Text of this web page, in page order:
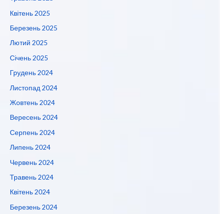
Квітень 2025
Березень 2025
Лютий 2025
Січень 2025
Грудень 2024
Листопад 2024
Жовтень 2024
Вересень 2024
Серпень 2024
Липень 2024
Червень 2024
Травень 2024
Квітень 2024
Березень 2024